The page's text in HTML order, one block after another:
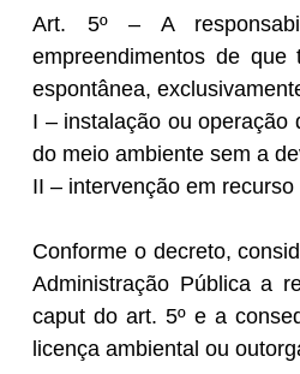
Art. 5º – A
empreendimentos de
espontânea,
I – instalação ou operação
do meio ambiente sem a
II – intervenção em
Conforme o decreto,
Administração Pública a
caput do art. 5º e a
licença ambiental ou